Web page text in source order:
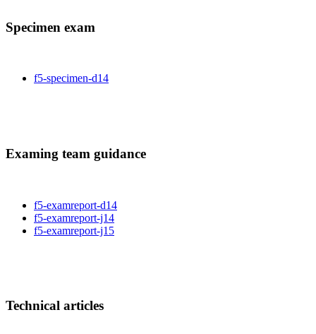
Specimen exam
f5-specimen-d14
Examing team guidance
f5-examreport-d14
f5-examreport-j14
f5-examreport-j15
Technical articles